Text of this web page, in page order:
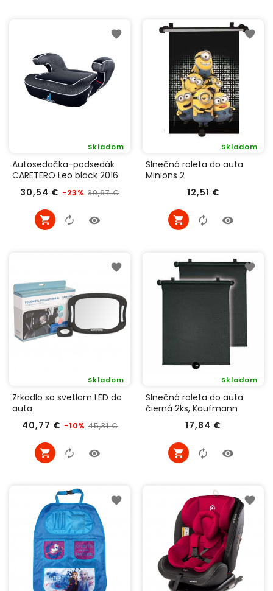
Autosedačka-podsedák
CARETERO Leo black 2016
30,54 € Bežná
-23% 39,67 €
Skladom
Cena
Slnečná roleta do auta
Minions 2
12,51 €
Skladom
Cena
Zrkadlo so svetlom LED do
auta
40,77 € Bežná
-10% 45,31 €
Skladom
Cena
Slnečná roleta do auta
čierná 2ks, Kaufmann
17,84 €
Skladom